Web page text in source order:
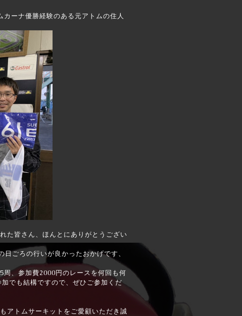
ーナ優勝経験のある元アトムの住人
た皆さん、ほんとにありがとうござい
ごろの行いが良かったおかげです、
、参加費2000円のレースを何回も何
でも結構ですので、ぜひご参加くだ
アトムサーキットをご愛顧いただき誠